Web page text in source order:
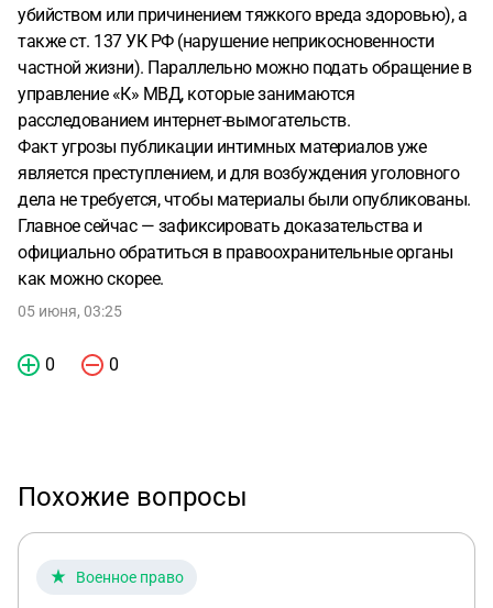
убийством или причинением тяжкого вреда здоровью), а
также ст. 137 УК РФ (нарушение неприкосновенности
частной жизни). Параллельно можно подать обращение в
управление «К» МВД, которые занимаются
расследованием интернет-вымогательств.
Факт угрозы публикации интимных материалов уже
является преступлением, и для возбуждения уголовного
дела не требуется, чтобы материалы были опубликованы.
Главное сейчас — зафиксировать доказательства и
официально обратиться в правоохранительные органы
как можно скорее.
05 июня, 03:25
0 0
Похожие вопросы
Военное право